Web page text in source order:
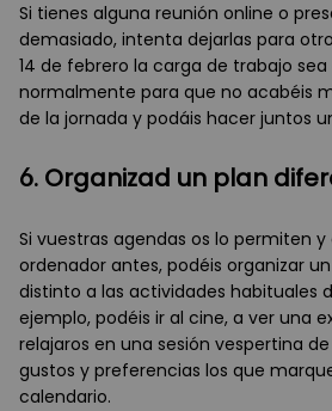
Si tienes alguna reunión online o
demasiado, intenta dejarlas para
14 de febrero la carga de trabajo
normalmente para que no acabéis
de la jornada y podáis hacer juntos
6. Organizad un plan
Si vuestras agendas os lo permiten
ordenador antes, podéis organizar
distinto a las actividades habituales
ejemplo, podéis ir al cine, a ver una
relajaros en una sesión vespertina
gustos y preferencias los que
calendario.